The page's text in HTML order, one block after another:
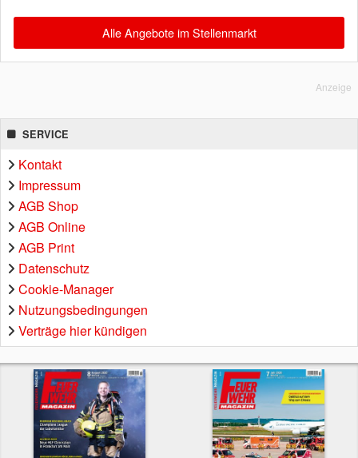
Alle Angebote im Stellenmarkt
Anzeige
SERVICE
Kontakt
Impressum
AGB Shop
AGB Online
AGB Print
Datenschutz
Cookie-Manager
Nutzungsbedingungen
Verträge hier kündigen